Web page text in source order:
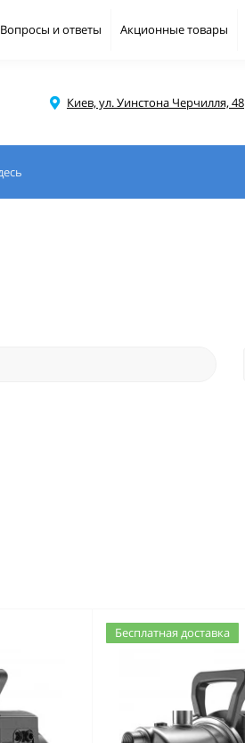
Вопросы и ответы Акционные товары
Киев, ул. Уинстона Черчилля, 48
Бесплатная доставка